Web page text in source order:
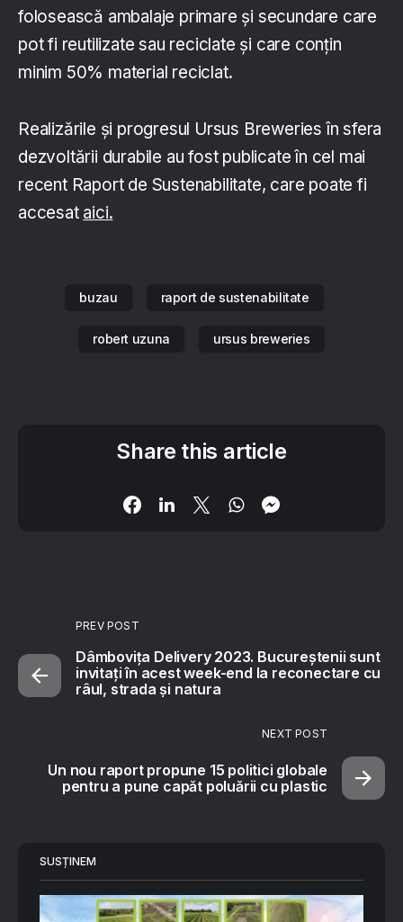
folosească ambalaje primare și secundare care
pot fi reutilizate sau reciclate și care conțin
minim 50% material reciclat.
Realizările și progresul Ursus Breweries în sfera
dezvoltării durabile au fost publicate în cel mai
recent Raport de Sustenabilitate, care poate fi
accesat aici.
buzau raport de sustenabilitate
robert uzuna ursus breweries
Share this article
PREV POST
Dâmbovița Delivery 2023. Bucureștenii sunt
invitați în acest week-end la reconectare cu
râul, strada și natura
NEXT POST
Un nou raport propune 15 politici globale
pentru a pune capăt poluării cu plastic
SUSȚINEM